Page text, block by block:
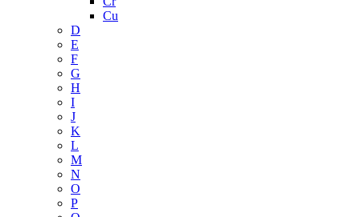
Cu
D
E
F
G
H
I
J
K
L
M
N
O
P